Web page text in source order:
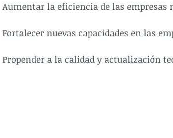
Aumentar la eficiencia de las empresas
Fortalecer nuevas capacidades en las
Propender a la calidad y actualización